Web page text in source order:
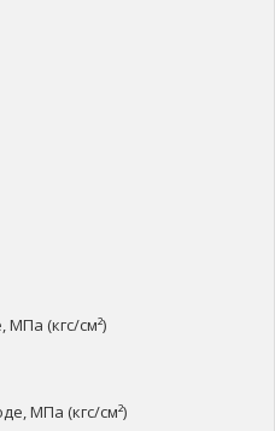
(кгс/см²)
МПа (кгс/см²)